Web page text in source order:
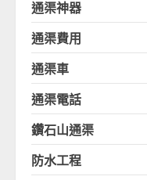
通渠神器
通渠費用
通渠車
通渠電話
鑽石山通渠
防水工程